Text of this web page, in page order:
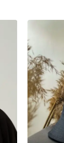
Колір /